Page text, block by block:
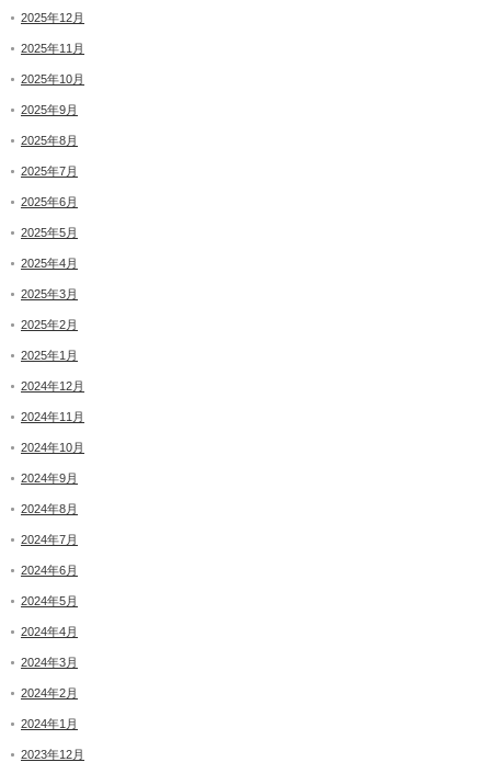
2025年12月
2025年11月
2025年10月
2025年9月
2025年8月
2025年7月
2025年6月
2025年5月
2025年4月
2025年3月
2025年2月
2025年1月
2024年12月
2024年11月
2024年10月
2024年9月
2024年8月
2024年7月
2024年6月
2024年5月
2024年4月
2024年3月
2024年2月
2024年1月
2023年12月